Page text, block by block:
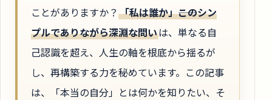
ことがありますか？ 「私は誰か」――このシン
プルでありながら深淵な問いは、単なる自
己認識を超え、人生の軸を根底から揺るが
し、再構築する力を秘めています。この記事
は、「本当の自分」とは何かを知りたい、そ